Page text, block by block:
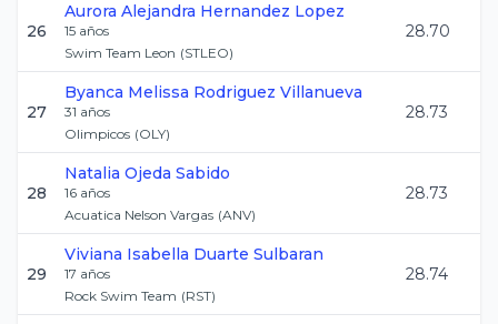
26
Aurora Alejandra Hernandez Lopez
15 años
Swim Team Leon (STLEO)
28.70
27
Byanca Melissa Rodriguez Villanueva
31 años
Olimpicos (OLY)
28.73
28
Natalia Ojeda Sabido
16 años
Acuatica Nelson Vargas (ANV)
28.73
29
Viviana Isabella Duarte Sulbaran
17 años
Rock Swim Team (RST)
28.74